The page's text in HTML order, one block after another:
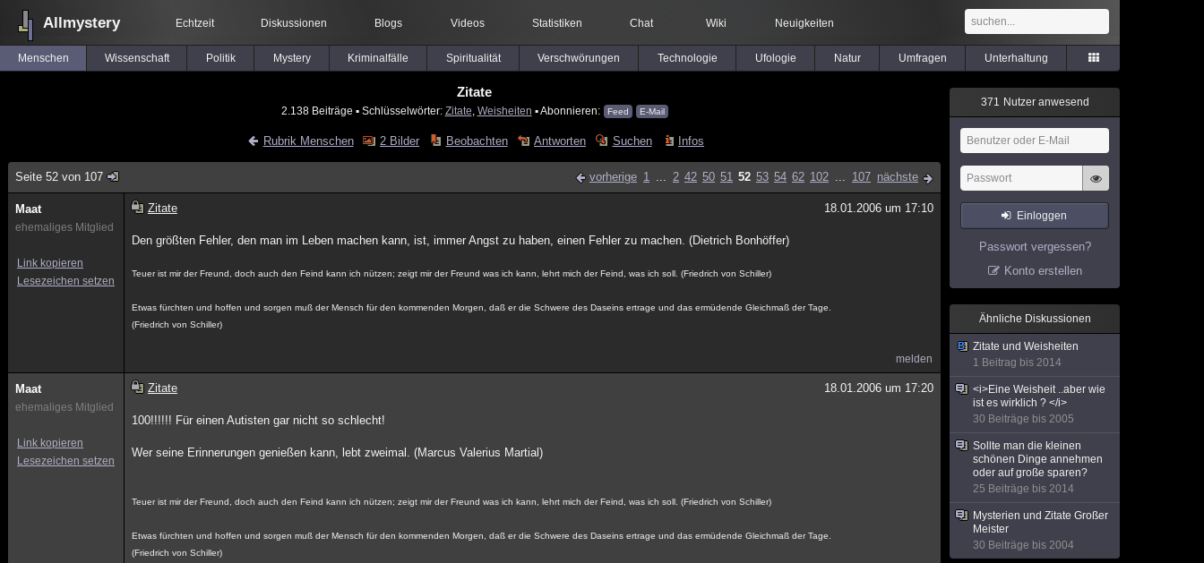
Allmystery Echtzeit Diskussionen Blogs Videos Statistiken Chat Wiki Neuigkeiten
Menschen Wissenschaft Politik Mystery Kriminalfälle Spiritualität Verschwörungen Technologie Ufologie Natur Umfragen Unterhaltung
Zitate
2.138 Beiträge ▪ Schlüsselwörter: Zitate Weisheiten ▪ Abonnieren: Feed E-Mail
Rubrik Menschen 2 Bilder Beobachten Antworten Suchen Infos
Seite 52 von 107 vorherige 1 ... 2 42 50 51 52 53 54 62 102 ... 107 nächste
Maat
ehemaliges Mitglied
Link kopieren
Lesezeichen setzen
Zitate 18.01.2006 um 17:10
Den größten Fehler, den man im Leben machen kann, ist, immer Angst zu haben, einen Fehler zu machen. (Dietrich Bonhöffer)
Teuer ist mir der Freund, doch auch den Feind kann ich nützen; zeigt mir der Freund was ich kann, lehrt mich der Feind, was ich soll. (Friedrich von Schiller)
Etwas fürchten und hoffen und sorgen muß der Mensch für den kommenden Morgen, daß er die Schwere des Daseins ertrage und das ermüdende Gleichmaß der Tage.
(Friedrich von Schiller)
melden
Maat
ehemaliges Mitglied
Link kopieren
Lesezeichen setzen
Zitate 18.01.2006 um 17:20
100!!!!!! Für einen Autisten gar nicht so schlecht!
Wer seine Erinnerungen genießen kann, lebt zweimal. (Marcus Valerius Martial)
Teuer ist mir der Freund, doch auch den Feind kann ich nützen; zeigt mir der Freund was ich kann, lehrt mich der Feind, was ich soll. (Friedrich von Schiller)
Etwas fürchten und hoffen und sorgen muß der Mensch für den kommenden Morgen, daß er die Schwere des Daseins ertrage und das ermüdende Gleichmaß der Tage.
(Friedrich von Schiller)
371 Nutzer anwesend
Einloggen
Passwort vergessen?
Konto erstellen
Ähnliche Diskussionen
Zitate und Weisheiten
1 Beitrag bis 2014
<i>Eine Weisheit ..aber wie
ist es wirklich ? </i>
30 Beiträge bis 2005
Sollte man die kleinen
schönen Dinge annehmen
oder auf große sparen?
25 Beiträge bis 2014
Mysterien und Zitate Großer
Meister
30 Beiträge bis 2004